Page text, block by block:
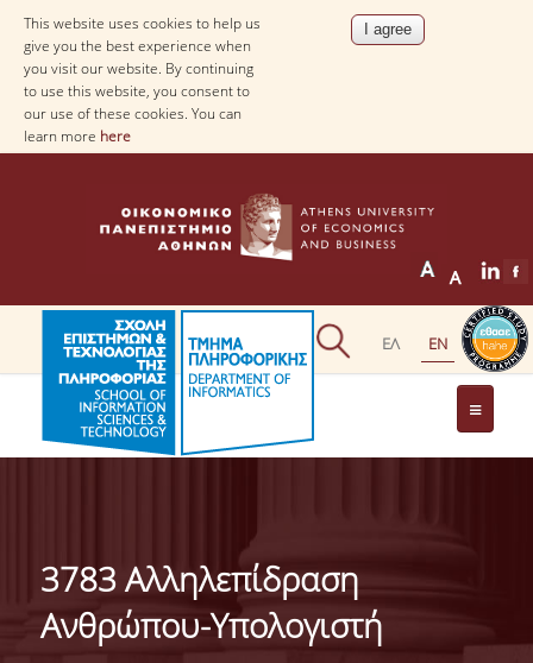
This website uses cookies to help us
give you the best experience when
you visit our website. By continuing
to use this website, you consent to
our use of these cookies. You can
learn more here
THE DEPARTMENT
ABOUT THE DEPARTMENT
ADMINISTRATION
3783 Αλληλεπίδραση
Ανθρώπου-Υπολογιστή